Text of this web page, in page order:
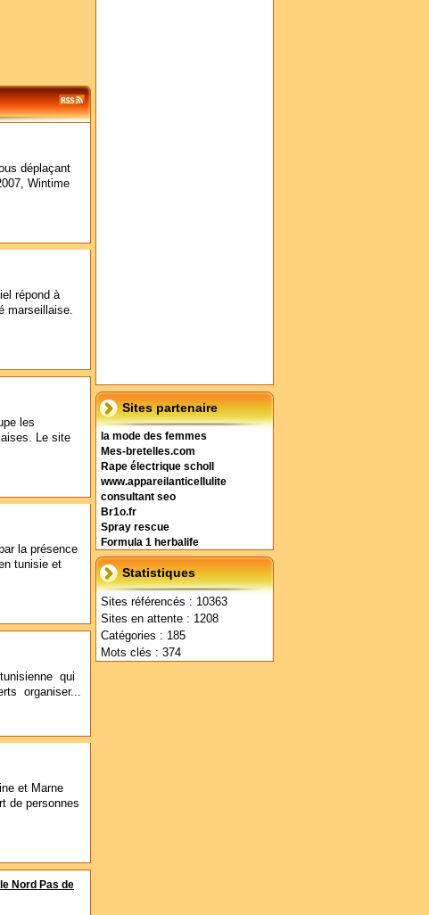
Sites partenaire
la mode des femmes
Mes-bretelles.com
Rape électrique scholl
www.appareilanticellulite
consultant seo
Br1o.fr
Spray rescue
Formula 1 herbalife
Statistiques
Sites référencés : 10363
Sites en attente : 1208
Catégories : 185
Mots clés : 374
déplaçant
Wintime
répond à
marseillaise.
les
Le site
la présence
tunisie et
qui
organiser...
et Marne
de personnes
Nord Pas de